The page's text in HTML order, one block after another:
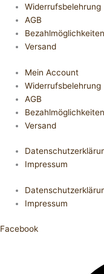
Widerrufsbelehrung
AGB
Bezahlmöglichkeiten
Versand
Mein Account
Widerrufsbelehrung
AGB
Bezahlmöglichkeiten
Versand
Impressum
Impressum
Facebook